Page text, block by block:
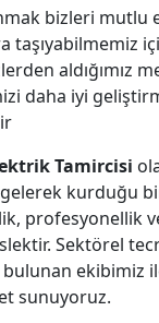
bizleri mutlu
taşıyabilmemiz
aldığımız
daha iyi
Tamircisi
kurduğu
profesyonellik
Sektörel
ekibimiz
sunuyoruz.